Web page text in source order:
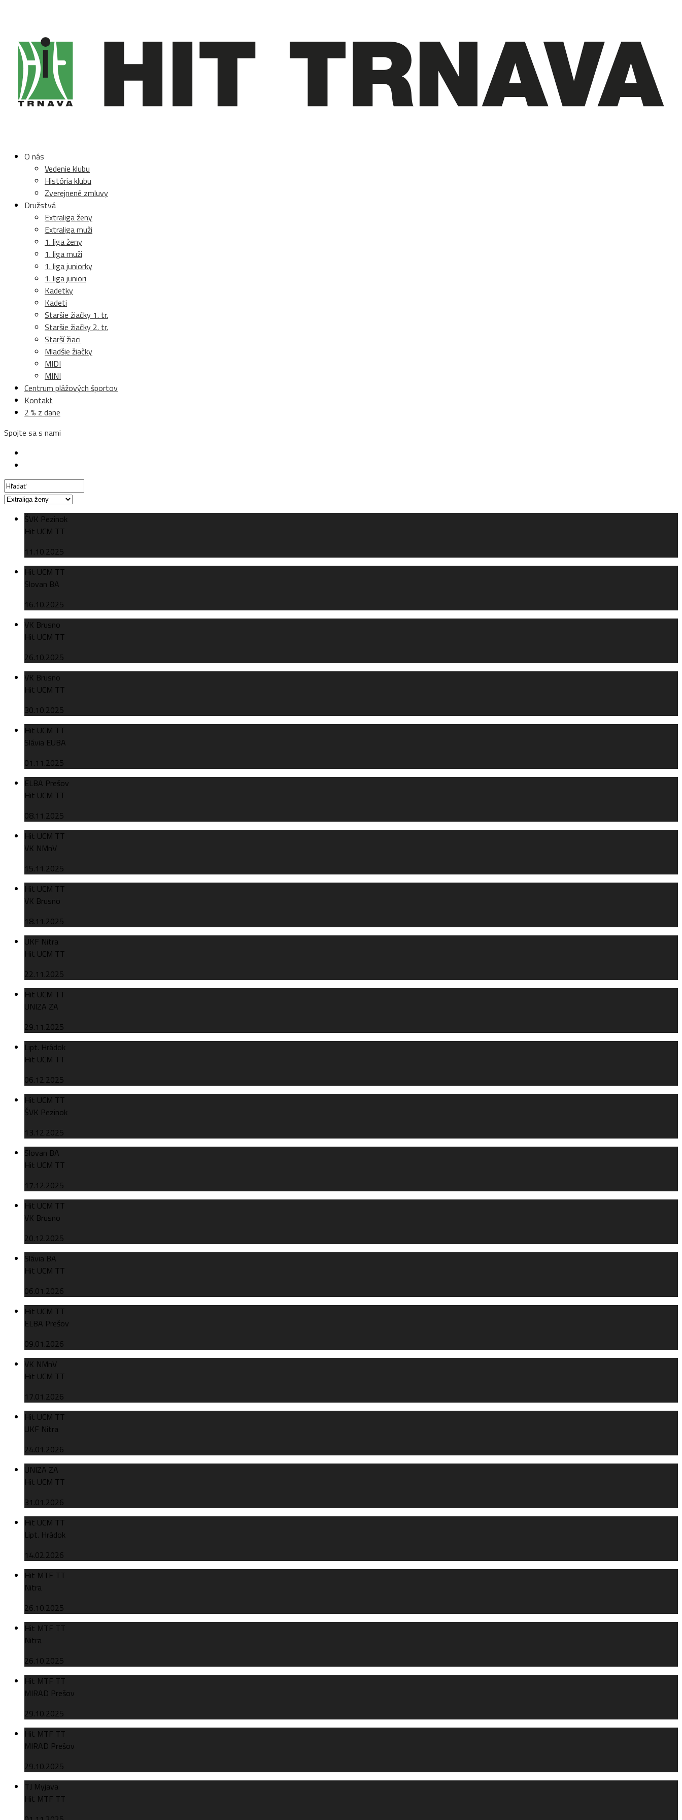
O nás
Vedenie klubu
História klubu
Zverejnené zmluvy
Družstvá
Extraliga ženy
Extraliga muži
1. liga ženy
1. liga muži
1. liga juniorky
1. liga juniori
Kadetky
Kadeti
Staršie žiačky 1. tr.
Staršie žiačky 2. tr.
Starší žiaci
Mladšie žiačky
MIDI
MINI
Centrum plážových športov
Kontakt
2 % z dane
Spojte sa s nami
ŠVK Pezinok
Hit UCM TT
11.10.2025
Hit UCM TT
Slovan BA
16.10.2025
VK Brusno
Hit UCM TT
26.10.2025
VK Brusno
Hit UCM TT
30.10.2025
Hit UCM TT
Slávia EUBA
01.11.2025
ELBA Prešov
Hit UCM TT
08.11.2025
Hit UCM TT
VK NMnV
15.11.2025
Hit UCM TT
VK Brusno
18.11.2025
UKF Nitra
Hit UCM TT
22.11.2025
Hit UCM TT
UNIZA ZA
29.11.2025
Lipt. Hrádok
Hit UCM TT
06.12.2025
Hit UCM TT
ŠVK Pezinok
13.12.2025
Slovan BA
Hit UCM TT
17.12.2025
Hit UCM TT
VK Brusno
20.12.2025
Slávia BA
Hit UCM TT
06.01.2026
Hit UCM TT
ELBA Prešov
09.01.2026
VK NMnV
Hit UCM TT
17.01.2026
Hit UCM TT
UKF Nitra
24.01.2026
UNIZA ZA
Hit UCM TT
31.01.2026
Hit UCM TT
Lipt. Hrádok
14.02.2026
Hit MTF TT
Nitra
26.10.2025
Hit MTF TT
Nitra
26.10.2025
Hit MTF TT
MIRAD Prešov
29.10.2025
Hit MTF TT
MIRAD Prešov
29.10.2025
TJ Myjava
Hit MTF TT